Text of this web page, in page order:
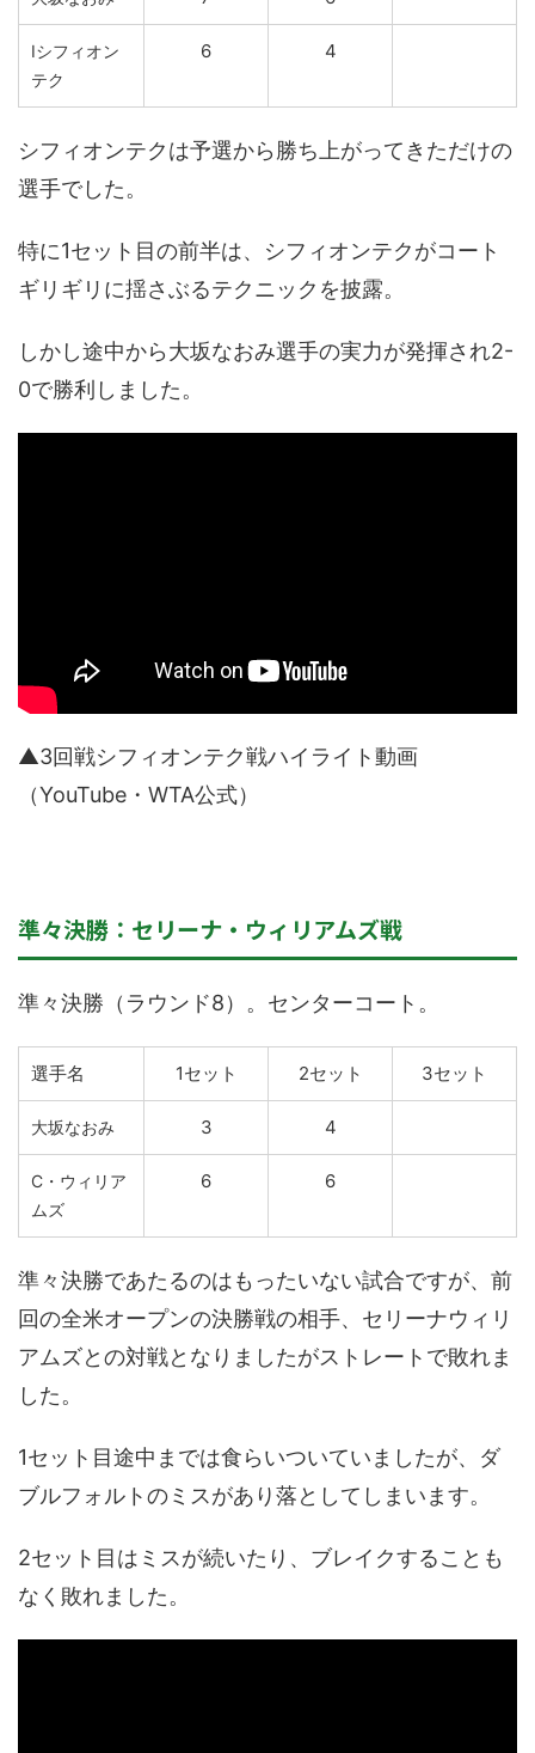
Iシフィオン
テク
6 4
シフィオンテクは予選から勝ち上がってきただけの
選手でした。
特に1セット目の前半は、シフィオンテクがコート
ギリギリに揺さぶるテクニックを披露。
しかし途中から大坂なおみ選手の実力が発揮され2-
0で勝利しました。
▲3回戦シフィオンテク戦ハイライト動画
（YouTube・WTA公式）
準々決勝：セリーナ・ウィリアムズ戦
準々決勝（ラウンド8）。センターコート。
選手名 1セット 2セット 3セット
大坂なおみ 3 4
C・ウィリア
ムズ
6 6
準々決勝であたるのはもったいない試合ですが、前
回の全米オープンの決勝戦の相手、セリーナウィリ
アムズとの対戦となりましたがストレートで敗れま
した。
1セット目途中までは食らいついていましたが、ダ
ブルフォルトのミスがあり落としてしまいます。
2セット目はミスが続いたり、ブレイクすることも
なく敗れました。